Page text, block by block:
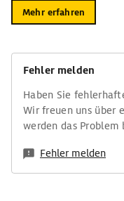
Mehr erfahren
Fehler melden
Haben Sie
Wir freuen uns über
werden das Problem
Fehler melden